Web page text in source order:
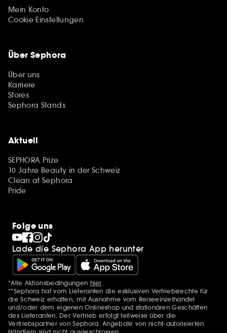
Mein Konto
Cookie Einstellungen
Über Sephora
Über uns
Karriere
Stores
Sephora Stands
Aktuell
SEPHORA Prize
10 Jahre Beauty in der Schweiz
Clean at Sephora
Pride
Folge uns
Lade die Sephora App herunter
Zusätzlich Erwähnungen
*Alle Aktionsbedingungen hier
**Sephora hat vom Lieferanten die exklusiven Vertriebsrechte für
die Schweiz erhalten, mit Ausnahme vom Reiseeinzelhandel
und/oder dem eigenen Onlineshop und stationären Geschäften
des Lieferanten. Der Vertrieb erfolgt teilweise über die
Vertriebspartner von Sephora. Angebote von nicht-autorisierten